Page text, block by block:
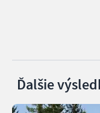
Ďalšie